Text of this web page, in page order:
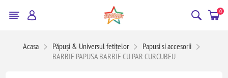
0
Acasa Păpuși & Universul fetițelor
Papusi si accesorii
BARBIE PAPUSA BARBIE CU PAR CURCUBEU